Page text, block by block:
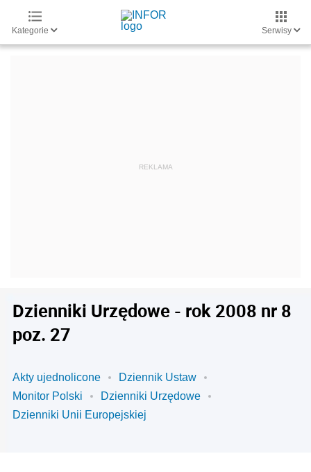
Kategorie Serwisy
Dzienniki Urzędowe - rok 2008 nr 8
poz. 27
Akty ujednolicone
Dziennik Ustaw
Monitor Polski
Dzienniki Urzędowe
Dzienniki Unii Europejskiej